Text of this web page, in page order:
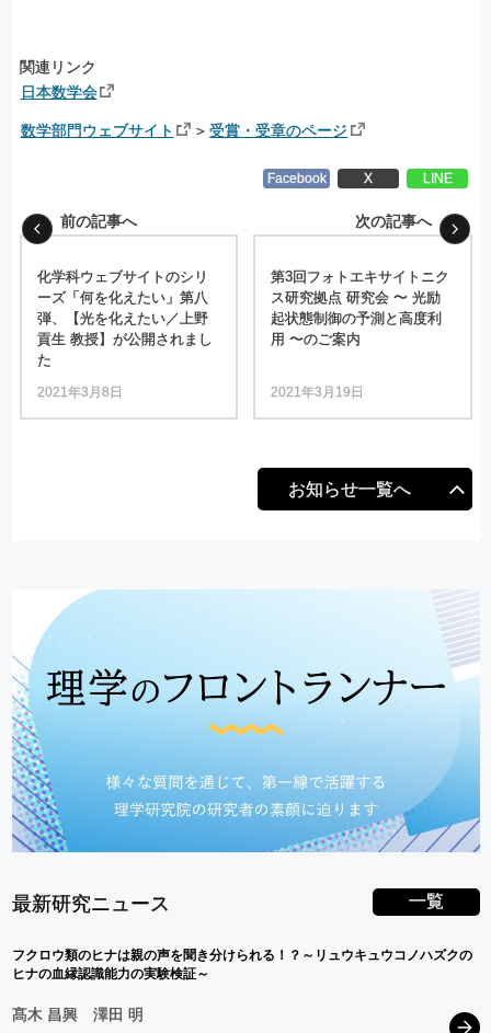
関連リンク
日本数学会
数学部門ウェブサイト ＞ 受賞・受章のページ
Facebook X LINE
前の記事へ
化学科ウェブサイト のシリ
ーズ「何を化えたい」 第八
弾、
【光を化えたい／上野
貢生 教授】 が公開されまし
た
2021年3月8日
次の記事へ
第3回 フォトエキサイトニク
ス研究拠点 研究会 〜 光励
起状態制御の予測と 高度利
用 〜のご案内
2021年3月19日
お知らせ一覧へ
最新研究ニュース
フクロウ類のヒナは親の声を聞き分けられる！？ ～ リュウキュウコノハスクの
ヒナの血縁認識能力の実験検証～
髙木 昌興 澤田 明
一覧